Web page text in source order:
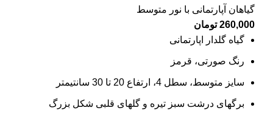
گیاهان آپارتمانی با نور متوسط
260,000 تومان
گیاه گلدار اپارتمانی
رنگ صورتی، قرمز
سایز متوسط، سطل 4، ارتفاع 20 تا 30 سانتیمتر
برگهای درشت سبز تیره و گلهای قلبی شکل بزرگ